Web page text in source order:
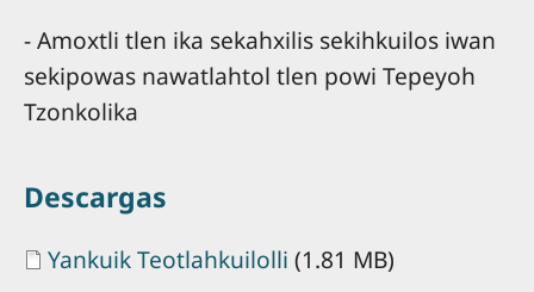
- Amoxtli tlen ika sekahxilis sekihkuilos iwan
sekipowas nawatlahtol tlen powi Tepeyoh
Tzonkolika
Descargas
Document
Yankuik Teotlahkuilolli (1.81 MB)